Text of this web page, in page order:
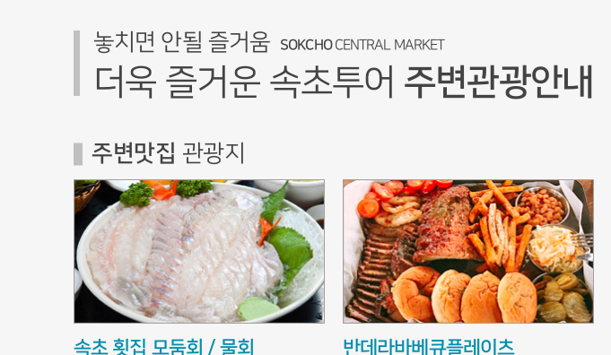
놓치면 안될 즐거움 SOKCHOCENTRAL MARKET
더욱 즐거운 속초투어 주변관광안내
주변맛집 관광지
속초 횟집 모둠회 / 물회 반데라바베큐플레이츠